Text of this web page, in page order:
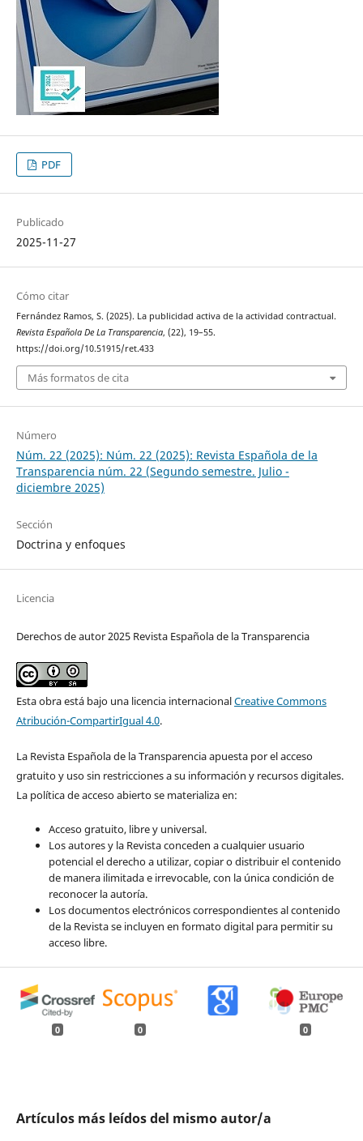
PDF
Publicado
2025-11-27
Cómo citar
Fernández Ramos, S. (2025). La publicidad activa de la actividad contractual.
Revista Española De La Transparencia, (22), 19–55.
https://doi.org/10.51915/ret.433
Más formatos de cita
Número
Núm. 22 (2025): Núm. 22 (2025): Revista Española de la
Transparencia núm. 22 (Segundo semestre. Julio -
diciembre 2025)
Sección
Doctrina y enfoques
Licencia
Derechos de autor 2025 Revista Española de la Transparencia
Esta obra está bajo una licencia internacionalCreative Commons
Atribución-CompartirIgual 4.0.
La Revista Española de la Transparencia apuesta por el acceso
gratuito y uso sin restricciones a su información y recursos digitales.
La política de acceso abierto se materializa en:
Acceso gratuito, libre y universal.
Los autores y la Revista conceden a cualquier usuario
potencial el derecho a utilizar, copiar o distribuir el contenido
de manera ilimitada e irrevocable, con la única condición de
reconocer la autoría.
Los documentos electrónicos correspondientes al contenido
de la Revista se incluyen en formato digital para permitir su
acceso libre.
0 0 0
Artículos más leídos del mismo autor/a